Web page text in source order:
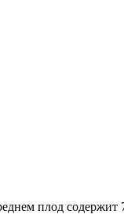
плод